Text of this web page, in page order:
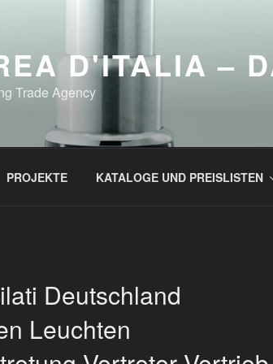
D'ITALIA –
Trade Agency
PROJEKTE KATALOGE UND PREISLISTEN
Deutschland
Leuchten